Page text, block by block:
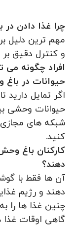
چرا غذا دادن
مهم‌ ترین دلیل
و کنترل دقیق
افراد چگونه می
حیوانات در باغ
اگر تمایل دارید
حیوانات وحشی
شبکه‌ های مجازی
کنید.
کارکنان باغ
دهند؟
آن ها فقط با
دهند و رژیم
چنین غذا ها را
گاهی اوقات غذا